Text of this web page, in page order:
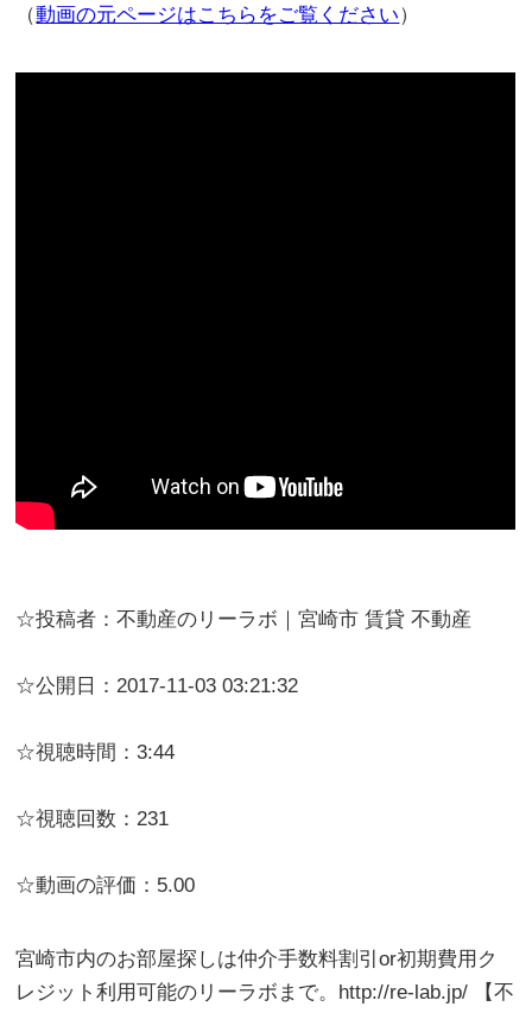
（動画の元ページはこちらをご覧ください）
☆投稿者：不動産のリーラボ｜宮崎市 賃貸 不動産
☆公開日：2017-11-03 03:21:32
☆視聴時間：3:44
☆視聴回数：231
☆動画の評価：5.00
宮崎市内のお部屋探しは仲介手数料割引or初期費用ク
レジット利用可能のリーラボまで。http://re-lab.jp/ 【不